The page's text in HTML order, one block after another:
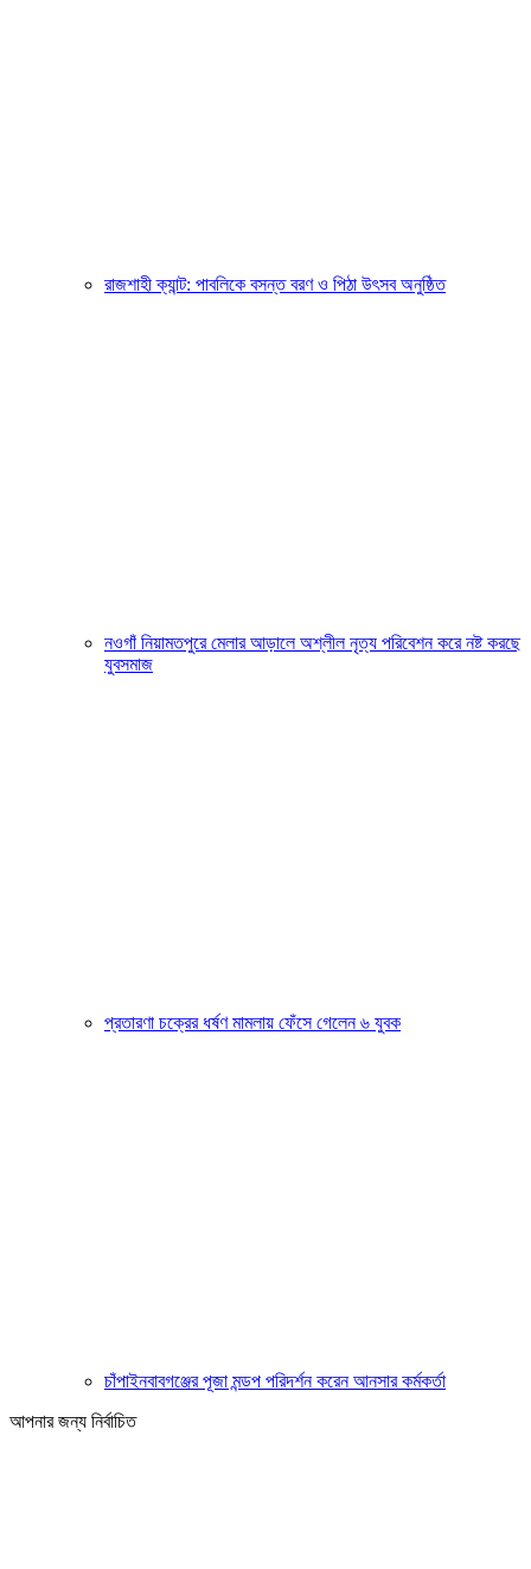
রাজশাহী ক্যান্ট: পাবলিকে বসন্ত বরণ ও পিঠা উৎসব অনুষ্ঠিত
নওগাঁ নিয়ামতপুরে মেলার আড়ালে অশ্লীল নৃত্য পরিবেশন করে নষ্ট করছে
যুবসমাজ
প্রতারণা চক্রের ধর্ষণ মামলায় ফেঁসে গেলেন ৬ যুবক
চাঁপাইনবাবগঞ্জের পূজা মন্ডপ পরিদর্শন করেন আনসার কর্মকর্তা
আপনার জন্য নির্বাচিত